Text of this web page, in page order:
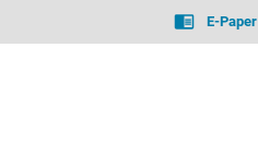
E-Paper